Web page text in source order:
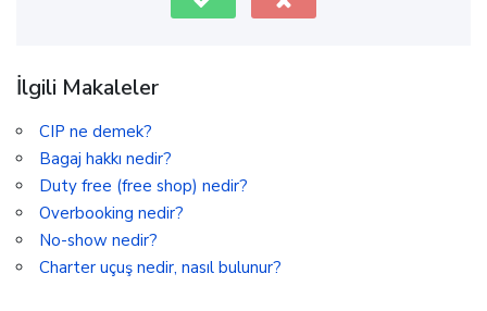
İlgili Makaleler
CIP ne demek?
Bagaj hakkı nedir?
Duty free (free shop) nedir?
Overbooking nedir?
No-show nedir?
Charter uçuş nedir, nasıl bulunur?